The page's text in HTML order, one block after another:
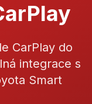
CarPlay do
integrace s
Smart